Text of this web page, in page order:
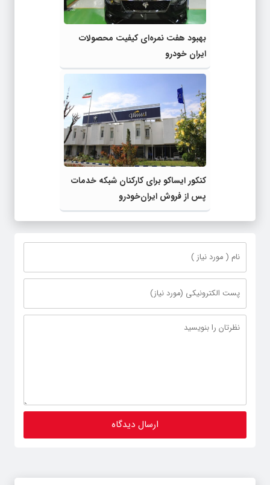
بهبود هفت نمره‌ای کیفیت محصولات
ایران خودرو
کنکور ایساکو برای کارکنان شبکه خدمات
پس از فروش ایران‌خودرو